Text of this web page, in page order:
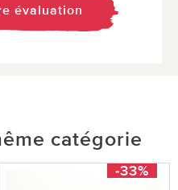
évaluation
catégorie
-33%